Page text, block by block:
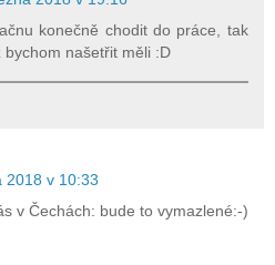
konečně chodit do práce, tak
našetřit měli :D
2018 v 10:33
v Čechách: bude to vymazlené:-)